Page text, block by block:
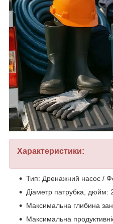
Характеристики:
Тип: Дренажний насос /
Діаметр патрубка, дюйм:
Максимальна глибина
Максимальна